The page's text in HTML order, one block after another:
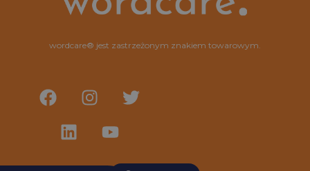
wordcare® jest zastrzeżonym znakiem towarowym.